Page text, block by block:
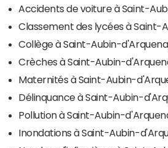
Accidents de voiture à Saint-
Classement des lycées à Saint-
Collège à Saint-Aubin-
Crèches à Saint-Aubin-
Maternités à Saint-Aubin-
Délinquance à Saint-Aubin-
Pollution à Saint-Aubin-
Inondations à Saint-Aubin-